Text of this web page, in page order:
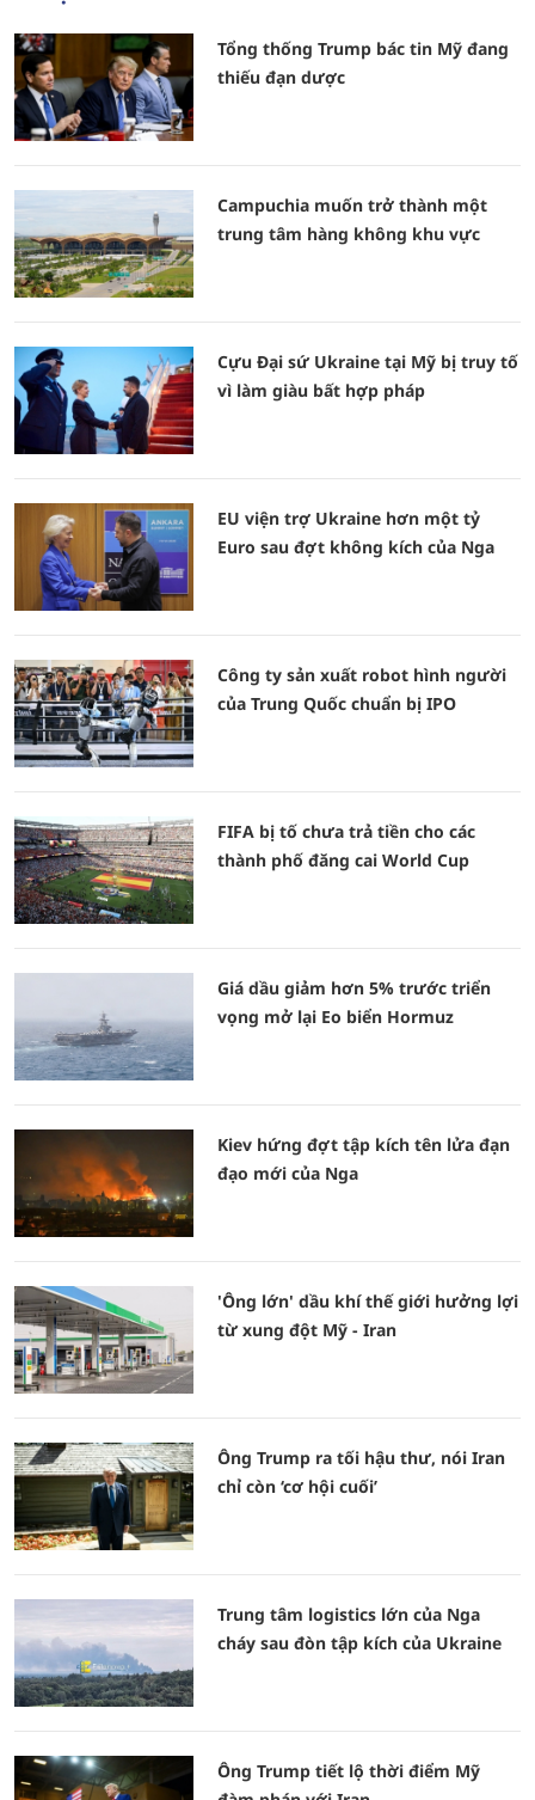
Tổng thống Trump bác tin Mỹ đang
thiếu đạn dược
Campuchia muốn trở thành một
trung tâm hàng không khu vực
Cựu Đại sứ Ukraine tại Mỹ bị truy tố
vì làm giàu bất hợp pháp
EU viện trợ Ukraine hơn một tỷ
Euro sau đợt không kích của Nga
Công ty sản xuất robot hình người
của Trung Quốc chuẩn bị IPO
FIFA bị tố chưa trả tiền cho các
thành phố đăng cai World Cup
Giá dầu giảm hơn 5% trước triển
vọng mở lại Eo biển Hormuz
Kiev hứng đợt tập kích tên lửa đạn
đạo mới của Nga
'Ông lớn' dầu khí thế giới hưởng lợi
từ xung đột Mỹ - Iran
Ông Trump ra tối hậu thư, nói Iran
chỉ còn ‘cơ hội cuối’
Trung tâm logistics lớn của Nga
cháy sau đòn tập kích của Ukraine
Ông Trump tiết lộ thời điểm Mỹ